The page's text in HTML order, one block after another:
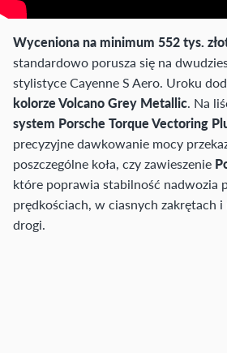
Wyceniona na minimum 552 tys.
standardowo porusza się na
stylistyce Cayenne S Aero. Uroku
kolorze Volcano Grey Metallic. Na
system Porsche Torque Vectoring
precyzyjne dawkowanie mocy
poszczególne koła, czy zawieszenie
które poprawia stabilność nadwozia
prędkościach, w ciasnych zakrętach
drogi.